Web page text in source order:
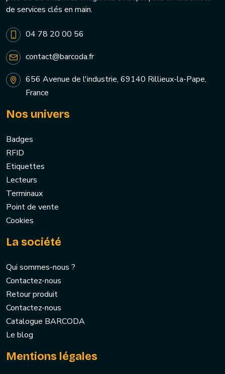
de services clés en main.
04 78 20 00 56
contact@barcoda.fr
656 Avenue de l'industrie, 69140 Rillieux-la-Pape,
France
Nos univers
Badges
RFID
Etiquettes
Lecteurs
Terminaux
Point de vente
Cookies
La société
Qui sommes-nous ?
Contactez-nous
Retour produit
Contactez-nous
Catalogue BARCODA
Le blog
Mentions légales